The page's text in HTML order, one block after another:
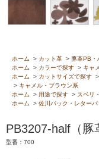
ホーム > カット革 > 豚革PB・
ホーム
> カラーで探す > キャ
ホーム
> カットサイズで探す >
> キャメル・ブラウン系
ホーム
> 用途で探す > スベリ
ホーム
> 佐川パック・レター
PB3207-half（豚
型番：700